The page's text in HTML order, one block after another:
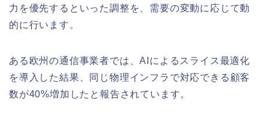
力を優先するといった調整を、需要の変動に応じて動
的に行います。
ある欧州の通信事業者では、AIによるスライス最適化
を導入した結果、同じ物理インフラで対応できる顧客
数が40%増加したと報告されています。